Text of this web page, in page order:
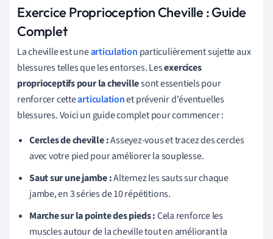
Exercice Proprioception Cheville : Guide
Complet
La cheville est unearticulation particulièrement sujette aux
blessures telles que les entorses. Lesexercices
proprioceptifs pour la chevillesont essentiels pour
renforcer cettearticulationet prévenir d'éventuelles
blessures. Voici un guide complet pour commencer :
Cercles de cheville :Asseyez-vous et tracez des cercles
avec votre pied pour améliorer la souplesse.
Saut sur une jambe :Alternez les sauts sur chaque
jambe, en 3 séries de 10 répétitions.
Marche sur la pointe des pieds :Cela renforce les
muscles autour de la cheville tout en améliorant la